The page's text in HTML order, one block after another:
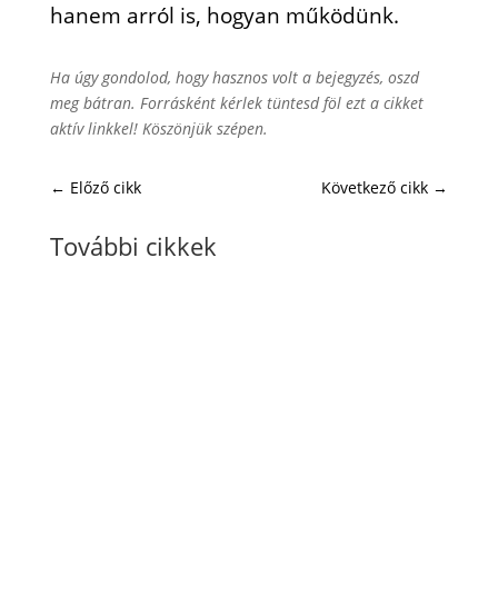
hanem arról is, hogyan működünk.
Ha úgy gondolod, hogy hasznos volt a bejegyzés, oszd
meg bátran. Forrásként kérlek tüntesd föl ezt a cikket
aktív linkkel! Köszönjük szépen.
← Előző cikk Következő cikk →
További cikkek